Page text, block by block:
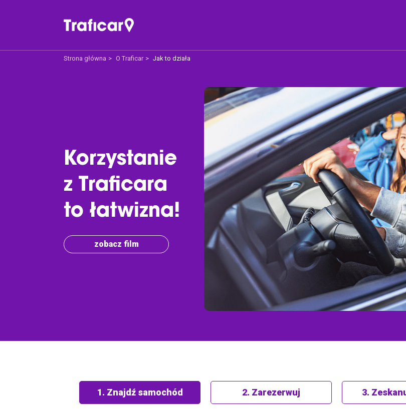
Traficar Spot
Traficar Ogarniam
Cennik
Pakiety
Zamów wynajem
Traficar Business
Promocje i aktualności
Samochody
i dostawcze
Pomoc
Strona główna O Traficar Jak to działa
Korzystanie
z Traficara
to łatwizna!
zobacz film
1. Znajdź samochód 2. Zarezerwuj 3.